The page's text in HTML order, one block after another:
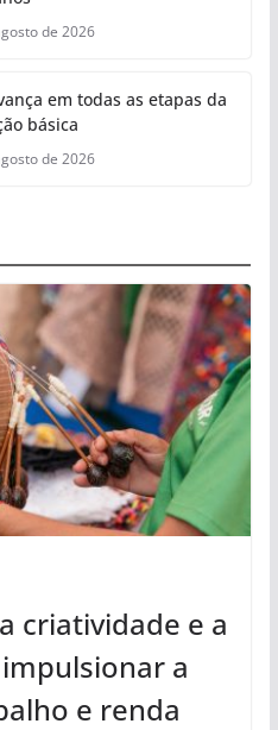
de 2026
em todas as etapas da
básica
de 2026
criatividade e a
a
e renda